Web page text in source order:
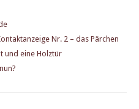
Nr. 2 – das Pärchen
und eine Holztür